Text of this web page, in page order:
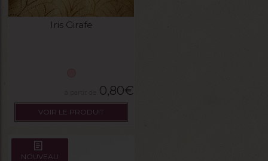
Iris Girafe
0,80€
VOIR LE PRODUIT
NOUVEAU